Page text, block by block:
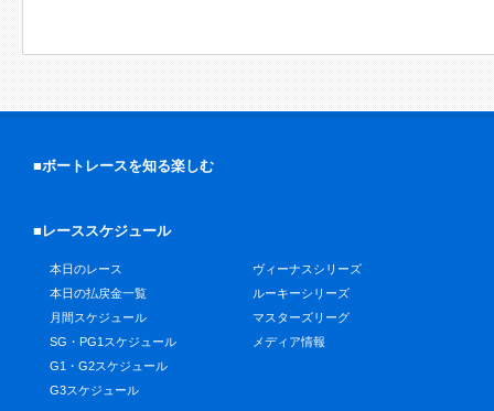
■ボートレースを知る楽しむ
■レーススケジュール
本日のレース
本日の払戻金一覧
月間スケジュール
SG・PG1スケジュール
G1・G2スケジュール
G3スケジュール
ヴィーナスシリーズ
ルーキーシリーズ
マスターズリーグ
メディア情報